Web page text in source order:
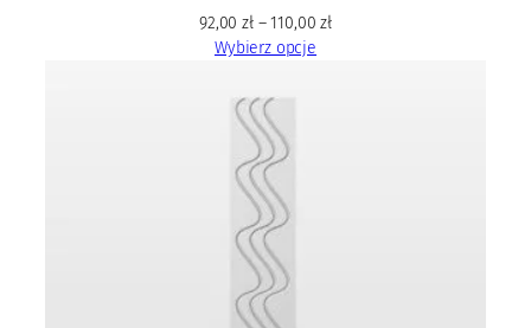
92,00zł– 110,00zł
Wybierz opcje